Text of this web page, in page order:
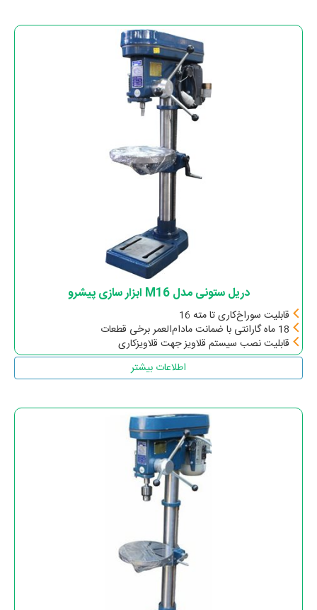
دریل ستونی مدل M16 ابزار سازی پیشرو
قابلیت سوراخ‌کاری تا مته 16
18 ماه گارانتی با ضمانت مادام‌العمر برخی قطعات
قابلیت نصب سیستم قلاویز جهت قلاویزکاری
اطلاعات بیشتر